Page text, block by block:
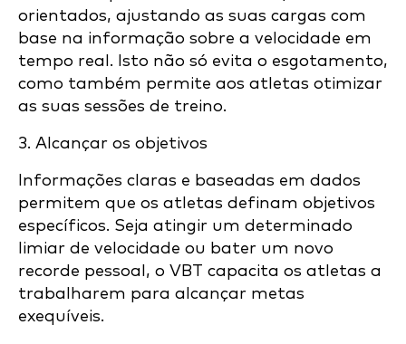
orientados, ajustando as suas cargas com
base na informação sobre a velocidade em
tempo real. Isto não só evita o esgotamento,
como também permite aos atletas otimizar
as suas sessões de treino.
3. Alcançar os objetivos
Informações claras e baseadas em dados
permitem que os atletas definam objetivos
específicos. Seja atingir um determinado
limiar de velocidade ou bater um novo
recorde pessoal, o VBT capacita os atletas a
trabalharem para alcançar metas
exequíveis.